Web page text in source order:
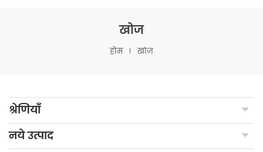
खोज
होम खोज
श्रेणियाँ
नये उत्पाद